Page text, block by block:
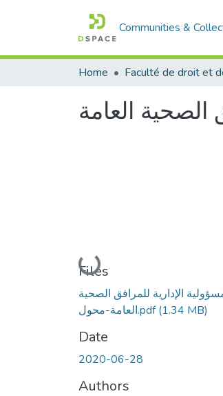
Communities &
Home
الصحية العامة
Loading...
Files
الإدارية للمرافق الصحية
العامة-محول.pdf(1.34 MB)
Date
2020-06-28
Authors